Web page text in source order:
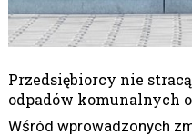
Przedsiębiorcy nie
odpadów komunalnych
Wśród wprowadzonych